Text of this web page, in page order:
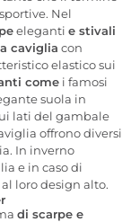
Nel
eleganti e stivali
caviglia con
elastico sui
come i famosi
suola in
lati del gambale
offrono diversi
In inverno
e in caso di
loro design alto.
di scarpe e